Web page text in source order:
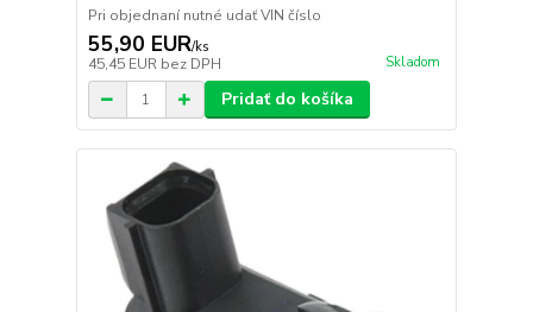
Pri objednaní nutné udať VIN číslo
55,90 EUR/ks
45,45 EUR bez DPH Skladom
Pridať do košíka